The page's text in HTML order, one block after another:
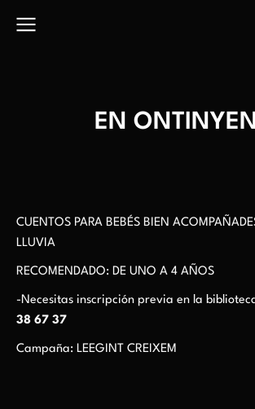
EN
CUENTOS PARA BEBÉS BIEN
LLUVIA
RECOMENDADO: DE UNO A 4 AÑOS
-Necesitas inscripción previa en la
38 67 37
Campaña: LEEGINT CREIXEM